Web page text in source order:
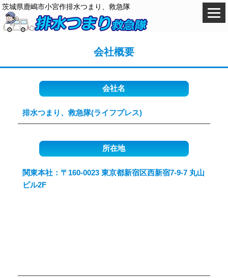
茨城県鹿嶋市小宮作排水つまり、救急隊
会社概要
会社名
排水つまり、救急隊(ライフプレス)
所在地
関東本社：〒160-0023 東京都新宿区西新宿7-9-7 丸山
ビル2F